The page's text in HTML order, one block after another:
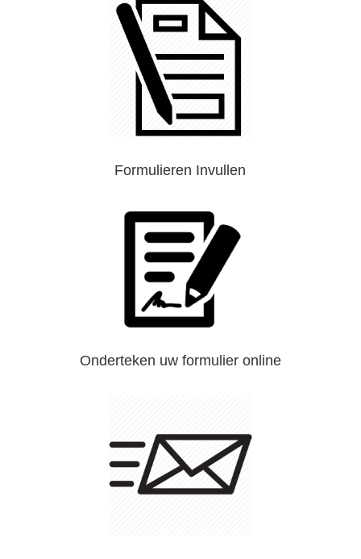
Formulieren Invullen
Onderteken uw formulier online